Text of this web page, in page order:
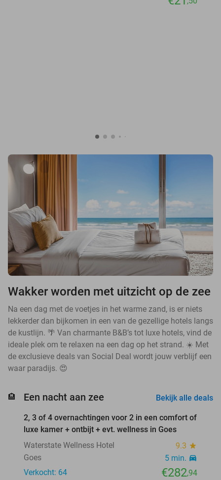
Wakker worden met uitzicht op de zee
Na een dag met de voetjes in het warme zand, is er niets
lekkerder dan bijkomen in een van de gezellige hotels langs
de kustlijn. 🌴 Van charmante B&B’s tot luxe hotels, vind de
ideale plek om te relaxen na een dag op het strand. ☀️ Met
de exclusieve deals van Social Deal wordt jouw verblijf een
waar paradijs. 😍
🏨 Een nacht aan zee Bekijk alle deals
favorite_border
2, 3 of 4 overnachtingen voor 2 in een comfort of
luxe kamer + ontbijt + evt. wellness in Goes
Waterstate Wellness Hotel
9.3 star
Goes 5 min. directions_car
Verkocht: 64 €282,94